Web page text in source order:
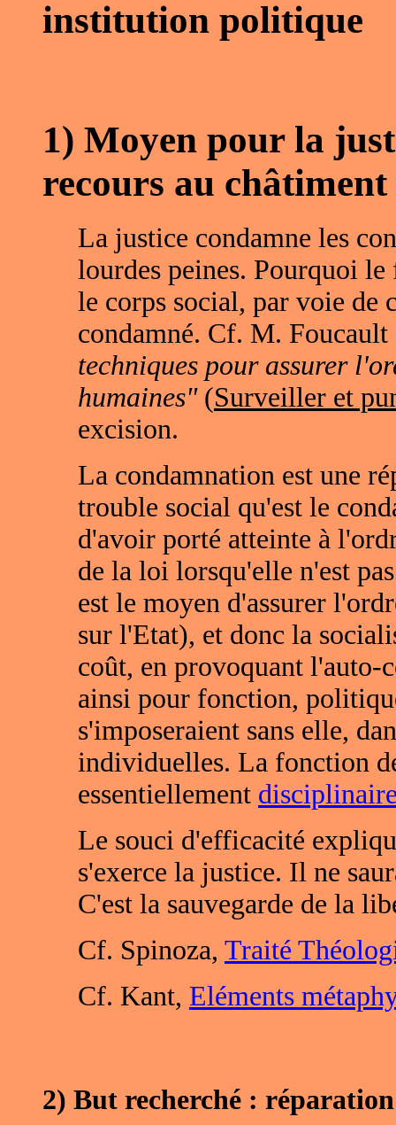
institution politique
1) Moyen pour la
recours au châtiment
La justice condamne les
lourdes peines. Pourquoi
le corps social, par voie de
condamné. Cf. M.
techniques pour assurer
humaines" (Surveiller et
excision.
La condamnation est une
trouble social qu'est le
d'avoir porté atteinte à
de la loi lorsqu'elle n'est
est le moyen d'assurer
sur l'Etat), et donc la
coût, en provoquant l'auto-
ainsi pour fonction,
s'imposeraient sans elle,
individuelles. La fonction
essentiellement
Le souci d'efficacité
s'exerce la justice. Il ne
C'est la sauvegarde de la
Cf. Spinoza, Traité
Cf. Kant, Eléments
2) But recherché :